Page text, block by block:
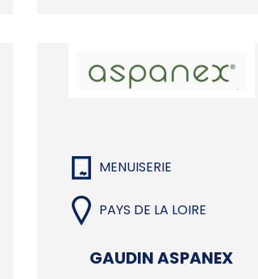
MENUISERIE
PAYS DE LA LOIRE
GAUDIN ASPANEX